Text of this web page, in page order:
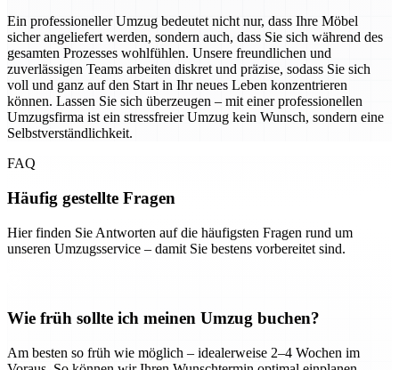
Ein professioneller Umzug bedeutet nicht nur, dass Ihre Möbel
sicher angeliefert werden, sondern auch, dass Sie sich während des
gesamten Prozesses wohlfühlen. Unsere freundlichen und
zuverlässigen Teams arbeiten diskret und präzise, sodass Sie sich
voll und ganz auf den Start in Ihr neues Leben konzentrieren
können. Lassen Sie sich überzeugen – mit einer professionellen
Umzugsfirma ist ein stressfreier Umzug kein Wunsch, sondern eine
Selbstverständlichkeit.
FAQ
Häufig gestellte Fragen
Hier finden Sie Antworten auf die häufigsten Fragen rund um
unseren Umzugsservice – damit Sie bestens vorbereitet sind.
Wie früh sollte ich meinen Umzug buchen?
Am besten so früh wie möglich – idealerweise 2–4 Wochen im